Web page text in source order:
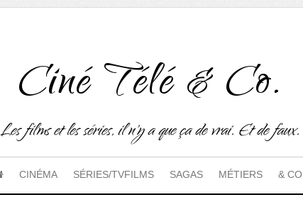
Ciné Télé & Co.
Les films et les séries, il n'y a que ça de vrai. Et de faux.
CINÉMA SÉRIES/TVFILMS SAGAS MÉTIERS & CO.